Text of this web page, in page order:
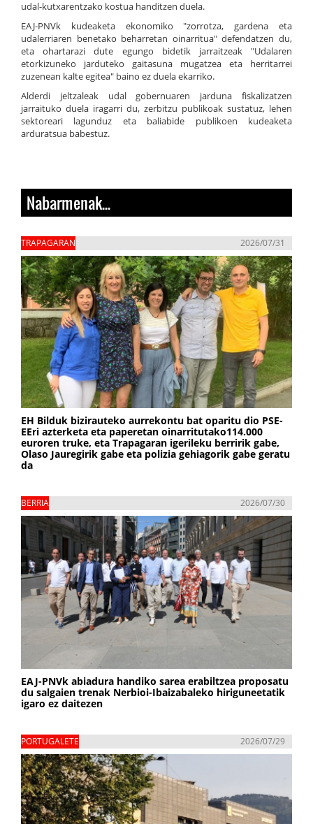
udal-kutxarentzako kostua handitzen duela.
EAJ-PNVk kudeaketa ekonomiko "zorrotza, gardena eta
udalerriaren benetako beharretan oinarritua" defendatzen du,
eta ohartarazi dute egungo bidetik jarraitzeak "Udalaren
etorkizuneko jarduteko gaitasuna mugatzea eta herritarrei
zuzenean kalte egitea" baino ez duela ekarriko.
Alderdi jeltzaleak udal gobernuaren jarduna fiskalizatzen
jarraituko duela iragarri du, zerbitzu publikoak sustatuz, lehen
sektoreari lagunduz eta baliabide publikoen kudeaketa
arduratsua babestuz.
Nabarmenak...
TRAPAGARAN 2026/07/31
EH Bilduk bizirauteko aurrekontu bat oparitu dio PSE-
EEri azterketa eta paperetan oinarritutako114.000
euroren truke, eta Trapagaran igerileku berririk gabe,
Olaso Jauregirik gabe eta polizia gehiagorik gabe geratu
da
BERRIA 2026/07/30
EAJ-PNVk abiadura handiko sarea erabiltzea proposatu
du salgaien trenak Nerbioi-Ibaizabaleko hiriguneetatik
igaro ez daitezen
PORTUGALETE 2026/07/29